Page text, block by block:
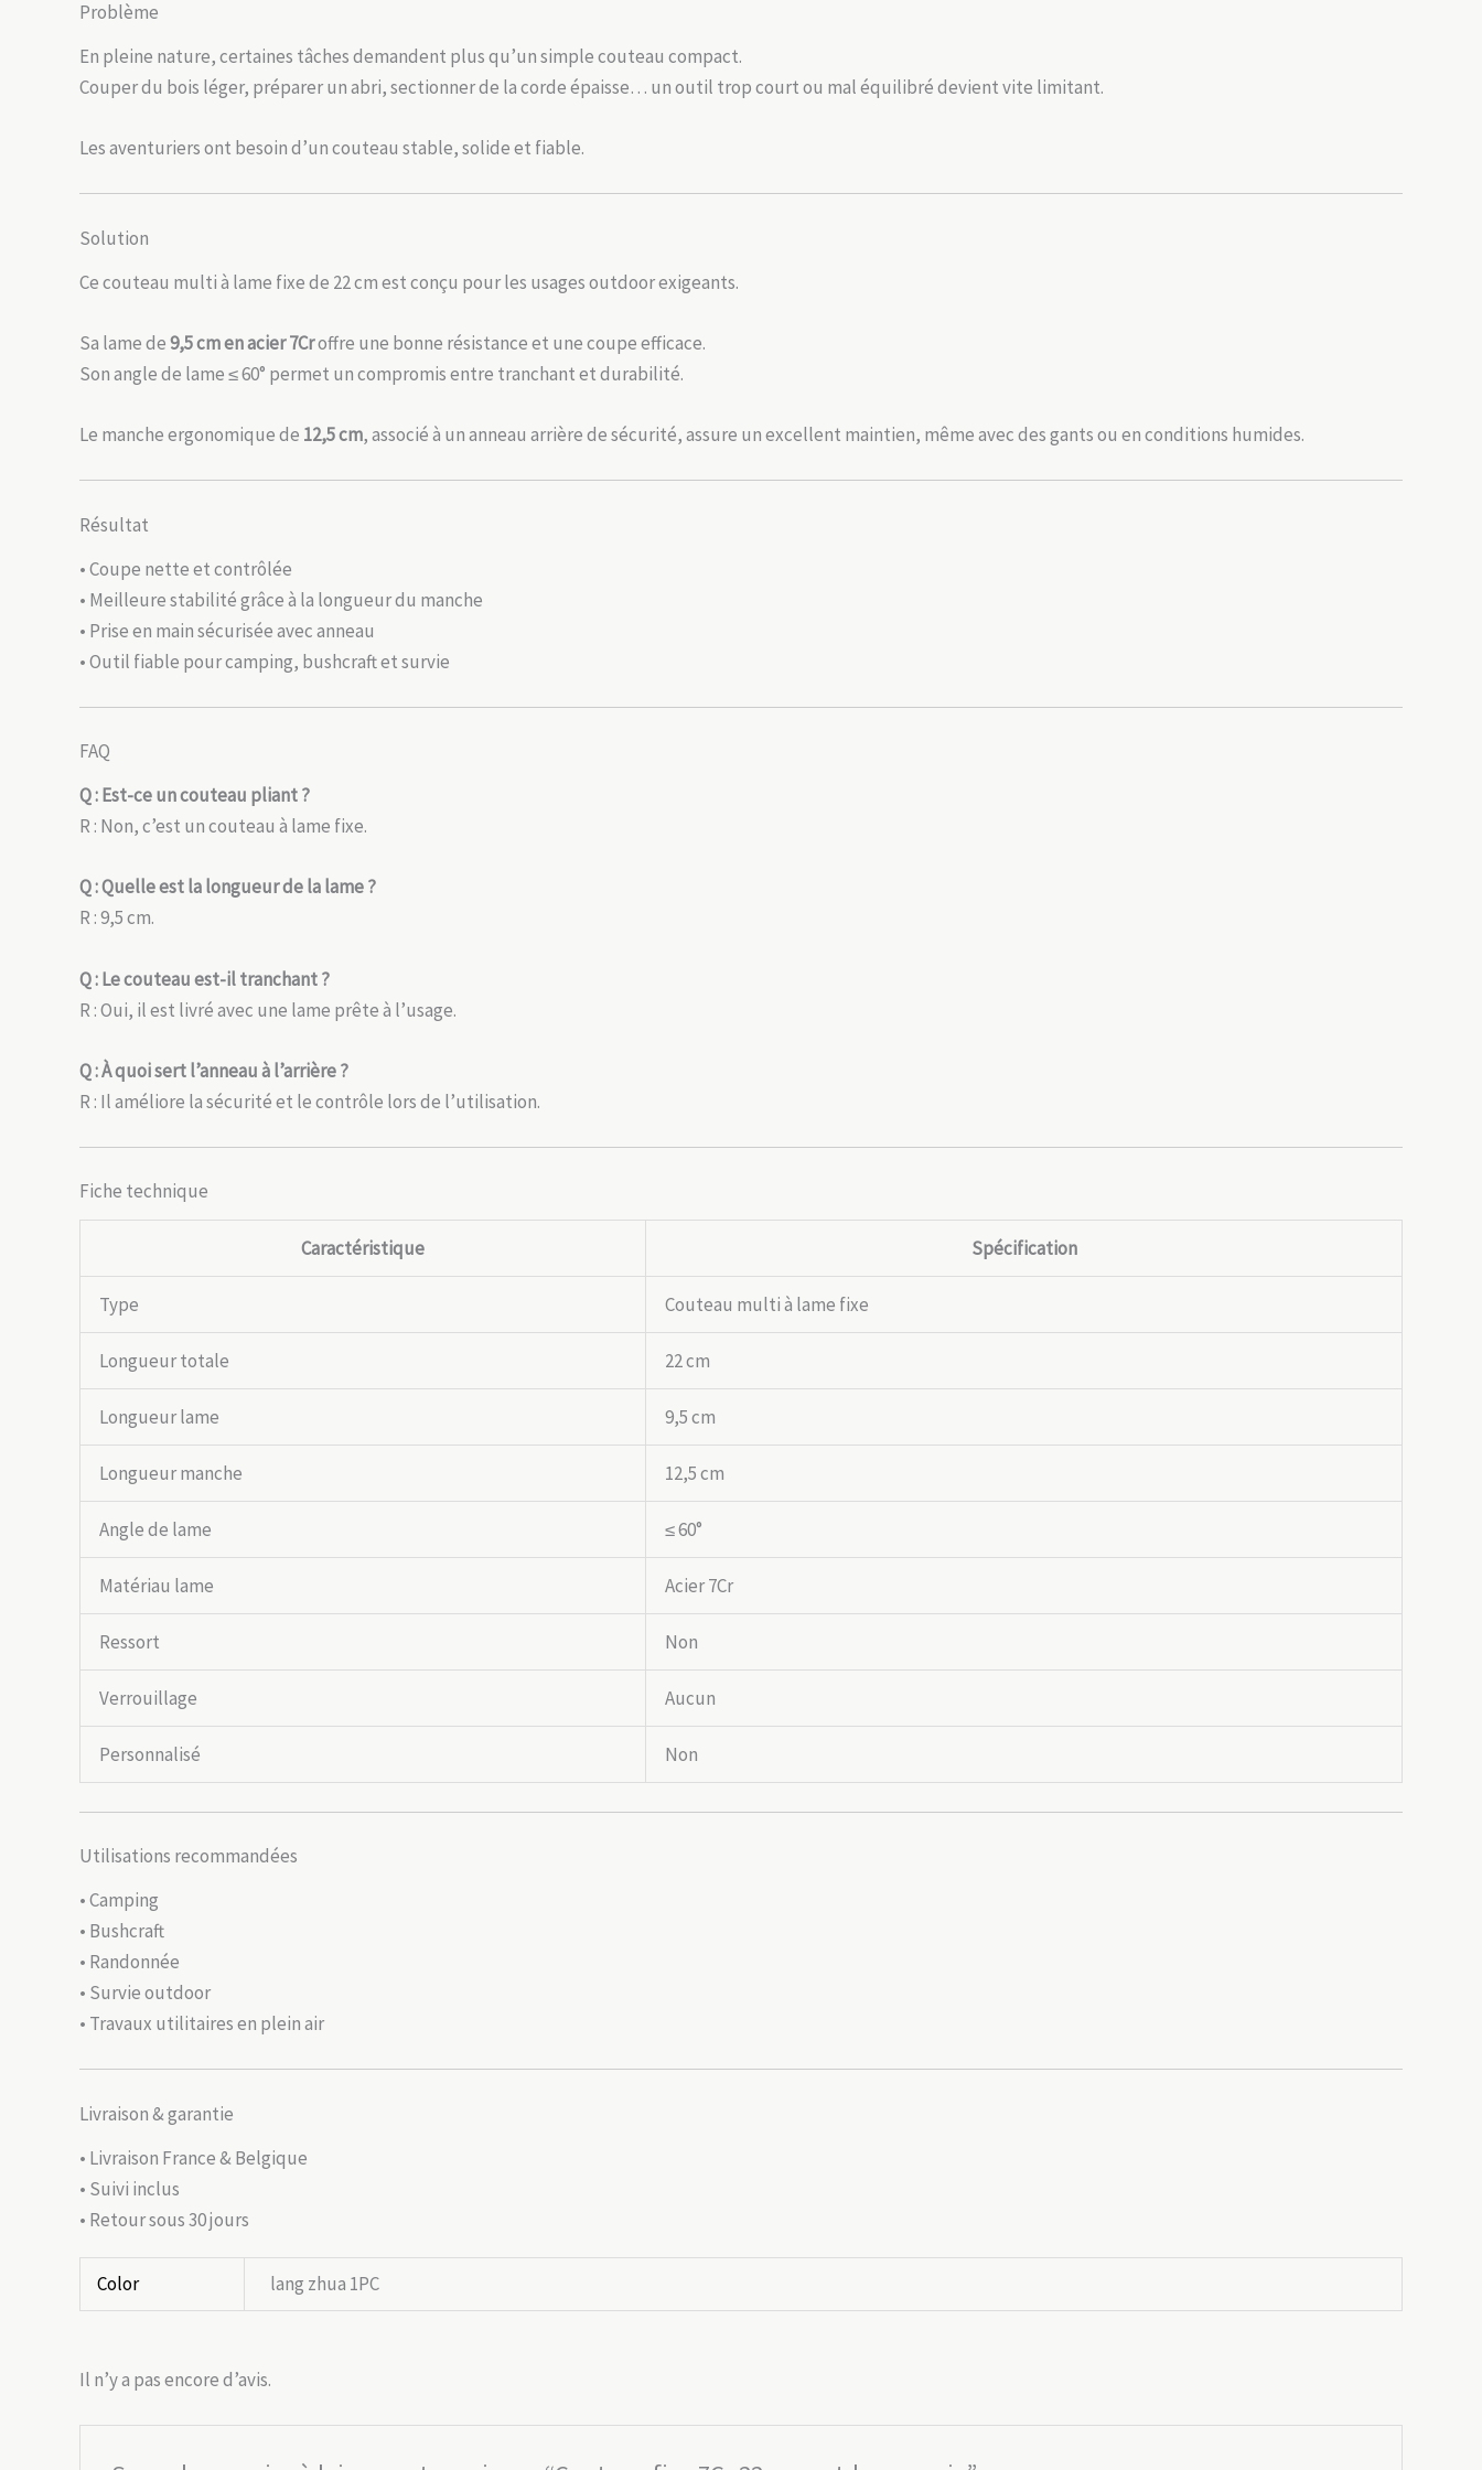
Problème
En pleine nature, certaines tâches demandent plus qu’un simple couteau compact.
Couper du bois léger, préparer un abri, sectionner de la corde épaisse… un outil trop court ou mal équilibré devient vite limitant.
Les aventuriers ont besoin d’un couteau stable, solide et fiable.
Solution
Ce couteau multi à lame fixe de 22 cm est conçu pour les usages outdoor exigeants.
Sa lame de9,5 cm en acier 7Croffre une bonne résistance et une coupe efficace.
Son angle de lame ≤ 60° permet un compromis entre tranchant et durabilité.
Le manche ergonomique de 12,5 cm, associé à un anneau arrière de sécurité, assure un excellent maintien, même avec des gants ou en conditions humides.
Résultat
• Coupe nette et contrôlée
• Meilleure stabilité grâce à la longueur du manche
• Prise en main sécurisée avec anneau
• Outil fiable pour camping, bushcraft et survie
FAQ
Q : Est-ce un couteau pliant ?
R : Non, c’est un couteau à lame fixe.
Q : Quelle est la longueur de la lame ?
R : 9,5 cm.
Q : Le couteau est-il tranchant ?
R : Oui, il est livré avec une lame prête à l’usage.
Q : À quoi sert l’anneau à l’arrière ?
R : Il améliore la sécurité et le contrôle lors de l’utilisation.
Fiche technique
Caractéristique Spécification
Type Couteau multi à lame fixe
Longueur totale 22 cm
Longueur lame 9,5 cm
Longueur manche 12,5 cm
Angle de lame ≤ 60°
Matériau lame Acier 7Cr
Ressort Non
Verrouillage Aucun
Personnalisé Non
Utilisations recommandées
• Camping
• Bushcraft
• Randonnée
• Survie outdoor
• Travaux utilitaires en plein air
Livraison & garantie
• Livraison France & Belgique
• Suivi inclus
• Retour sous 30 jours
Color lang zhua 1PC
Il n’y a pas encore d’avis.